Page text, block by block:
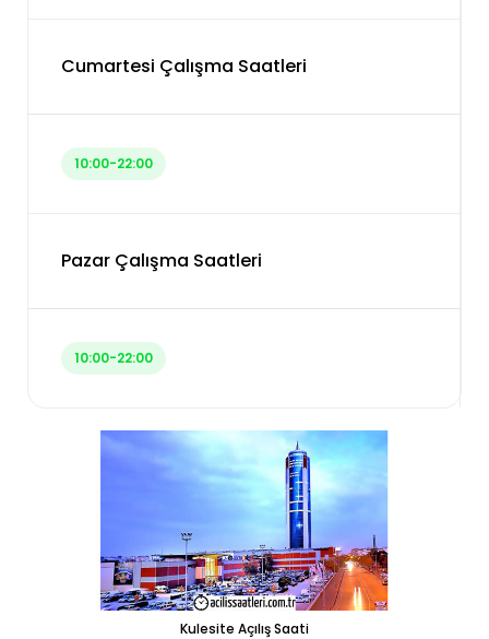
Cumartesi Çalışma Saatleri
10:00-22:00
Pazar Çalışma Saatleri
10:00-22:00
Kulesite Açılış Saati